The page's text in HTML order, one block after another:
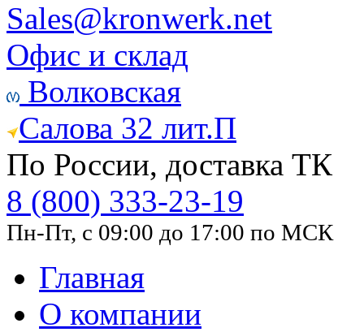
Sales@kronwerk.net
Офис и склад
Волковская
Салова 32 лит.П
По России, доставка ТК
8 (800) 333-23-19
Пн-Пт, с 09:00 до 17:00 по МСК
Главная
О компании